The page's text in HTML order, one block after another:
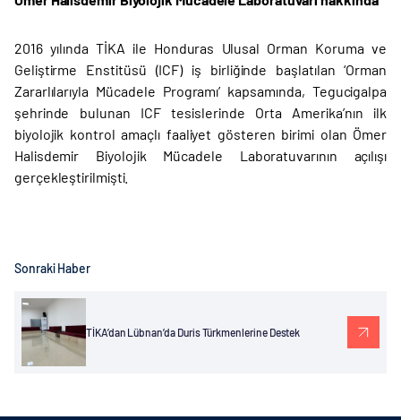
2016 yılında TİKA ile Honduras Ulusal Orman Koruma ve
Geliştirme Enstitüsü (ICF) iş birliğinde başlatılan ‘Orman
Zararlılarıyla Mücadele Programı’ kapsamında, Tegucigalpa
şehrinde bulunan ICF tesislerinde Orta Amerika’nın ilk
biyolojik kontrol amaçlı faaliyet gösteren birimi olan Ömer
Halisdemir Biyolojik Mücadele Laboratuvarının açılışı
gerçekleştirilmişti.
Sonraki Haber
TİKA’dan Lübnan’da Duris Türkmenlerine Destek